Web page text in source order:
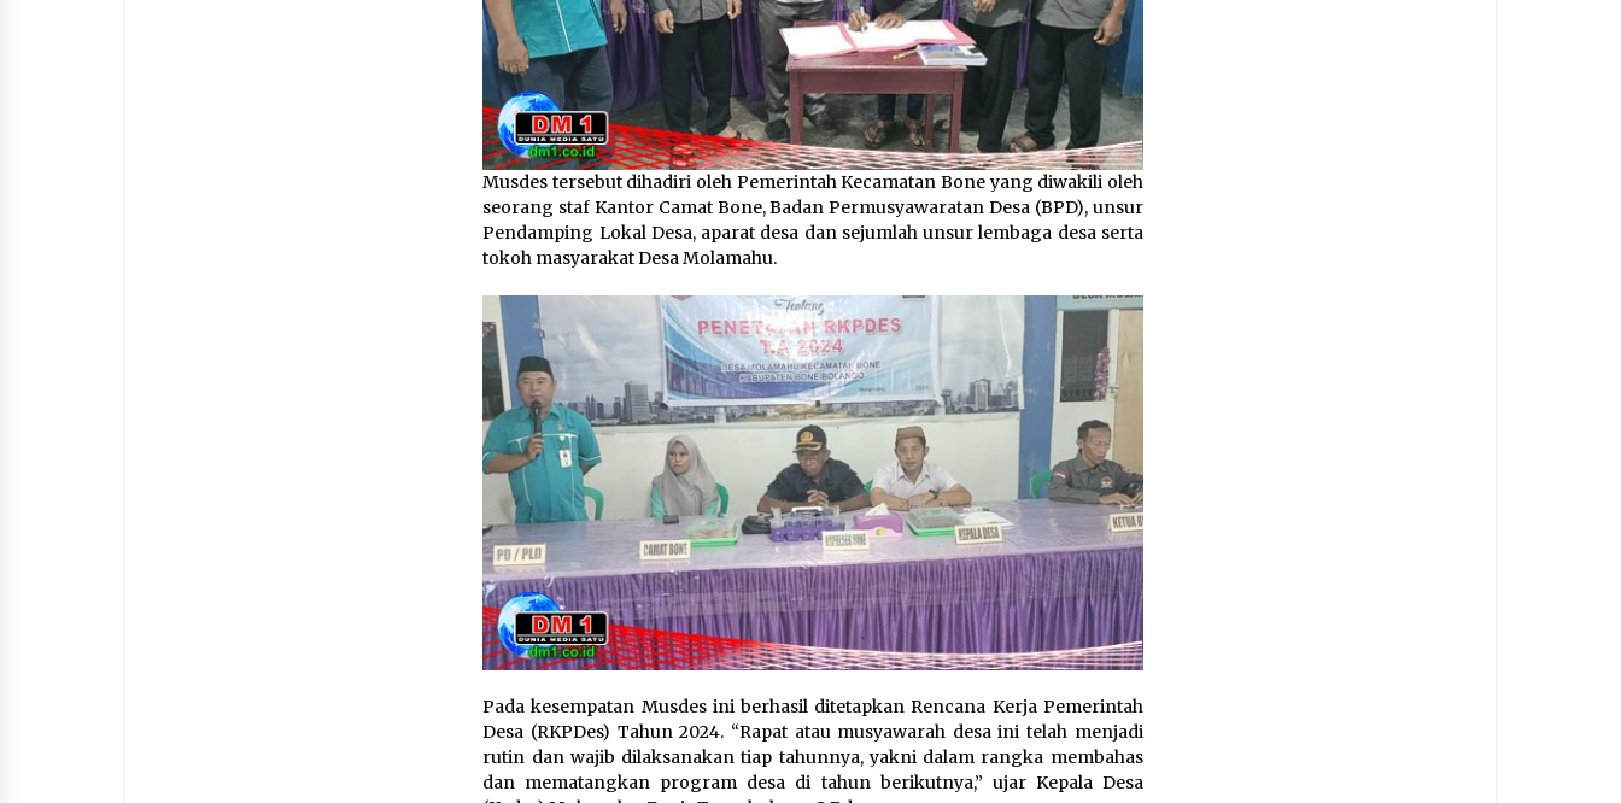
Musdes tersebut dihadiri oleh Pemerintah Kecamatan Bone yang diwakili oleh
seorang staf Kantor Camat Bone, Badan Permusyawaratan Desa (BPD), unsur
Pendamping Lokal Desa, aparat desa dan sejumlah unsur lembaga desa serta
tokoh masyarakat Desa Molamahu.
Pada kesempatan Musdes ini berhasil ditetapkan Rencana Kerja Pemerintah
Desa (RKPDes) Tahun 2024. “Rapat atau musyawarah desa ini telah menjadi
rutin dan wajib dilaksanakan tiap tahunnya, yakni dalam rangka membahas
dan mematangkan program desa di tahun berikutnya,” ujar Kepala Desa